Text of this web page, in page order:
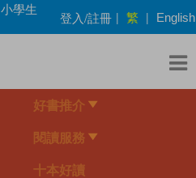
小學生
登入/註冊 | 繁 | English
好書推介
閱讀服務
十本好讀